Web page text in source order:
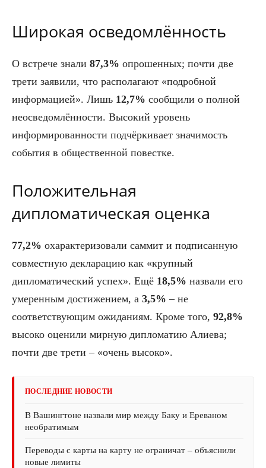
Широкая осведомлённость
О встрече знали 87,3% опрошенных; почти две
трети заявили, что располагают «подробной
информацией». Лишь 12,7% сообщили о полной
неосведомлённости. Высокий уровень
информированности подчёркивает значимость
события в общественной повестке.
Положительная
дипломатическая оценка
77,2% охарактеризовали саммит и подписанную
совместную декларацию как «крупный
дипломатический успех». Ещё 18,5% назвали его
умеренным достижением, а 3,5% – не
соответствующим ожиданиям. Кроме того, 92,8%
высоко оценили мирную дипломатию Алиева;
почти две трети – «очень высоко».
ПОСЛЕДНИЕ НОВОСТИ
В Вашингтоне назвали мир между Баку и Ереваном
необратимым
Переводы с карты на карту не ограничат – объяснили
новые лимиты